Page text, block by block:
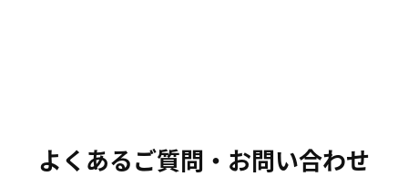
よくあるご質問・お問い合わせ